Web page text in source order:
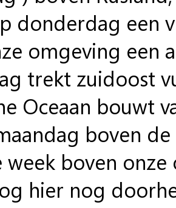
donderdag een
omgeving een
trekt zuidoost
Oceaan bouwt
boven
boven
hier nog